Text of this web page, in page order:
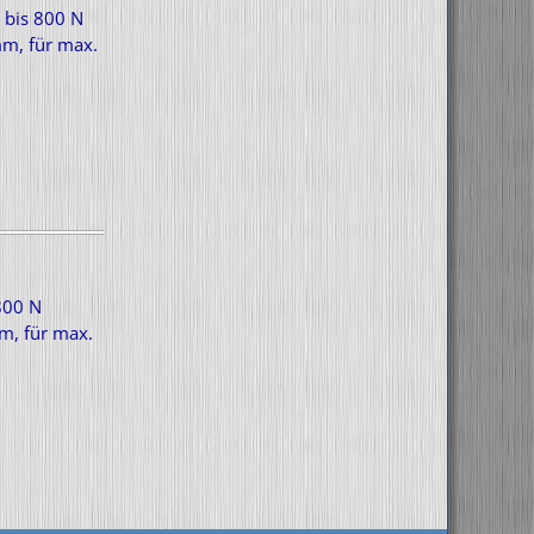
800 N
für max.
N
für max.